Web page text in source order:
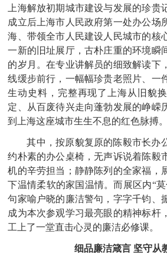
上海解放初期城市建设与发展的珍贵
成立后上海市人民政府第一处办公场
海、带领全市人民建设人民城市的核
一新的旧址展厅，古朴庄重的环境瞬
的岁月。在专业讲解员的细致解读下
线缓步前行，一幅幅珍贵老照片、一
生动史料，完整再现了上海从旧貌
定、从百废待兴走向蓬勃发展的峥嵘
到上海这座城市生生不息的红色脉搏。
其中，按原貌复原的陈毅市长办
约朴素的办公桌椅，无声诉说着陈毅
机的辛劳担当；静静陈列的全家福，
下温情柔软的家国温情。而展区内“
句家喻户晓的廉洁警句，字字千钧、
成为本次参观学习最亮眼的精神标杆
工上了一堂直击心灵的廉洁必修课。
细品廉洁箴言 坚守从